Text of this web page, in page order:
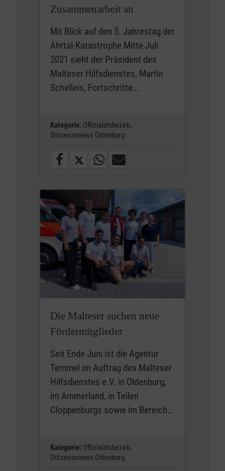
Zusammenarbeit an
Mit Blick auf den 5. Jahrestag der
Ahrtal-Katastrophe Mitte Juli
2021 sieht der Präsident des
Malteser Hilfsdienstes, Martin
Schelleis, Fortschritte…
Kategorie: Offizialatsbezirk,
Diözesannews Oldenburg
Die Malteser suchen neue
Fördermitglieder
Seit Ende Juni ist die Agentur
Temmel im Auftrag des Malteser
Hilfsdienstes e.V. in Oldenburg,
im Ammerland, in Teilen
Cloppenburgs sowie im Bereich…
Kategorie: Offizialatsbezirk,
Diözesannews Oldenburg